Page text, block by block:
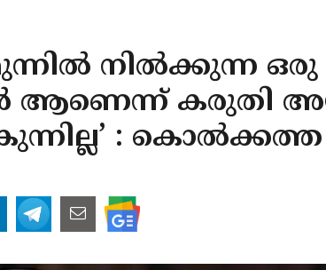
നിൽക്കുന്ന ഒരു
ആണെന്ന് കരുതി
: